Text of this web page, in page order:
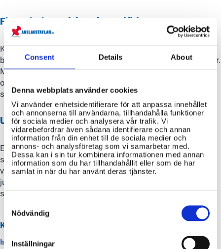
Consent Details About
Denna webbplats använder cookies
Vi använder enhetsidentifierare för att anpassa innehållet
och annonserna till användarna, tillhandahålla funktioner
för sociala medier och analysera vår trafik. Vi
vidarebefordrar även sådana identifierare och annan
information från din enhet till de sociala medier och
annons- och analysföretag som vi samarbetar med.
Dessa kan i sin tur kombinera informationen med annan
information som du har tillhandahållit eller som de har
samlat in när du har använt deras tjänster.
Selection
Nödvändig
Inställningar
Finansiering och kunskapsstöd
Kommuner kan få statsbidrag för att förstärka sitt
brottsförebyggande arbete och stödet till barn i riskmiljöer.
Myndigheter ger också kunskapsstöd, rekommendationer
och metoder för hur arbete kan bedrivas effektivt inom
socialtjänsten och andra verksamheter
Uppföljning och utvärdering
Ett viktigt inslag är att följa upp insatser för att se om
stödet fungerar. Kommunen bör regelbundet analysera
vilka insatser som gett effekt och vilka som behöver
justeras. Det säkerställer att resurser används där de gör
störst nytta..
KÄLLOR
https://www.riksdagen.se/sv/dokument-och-